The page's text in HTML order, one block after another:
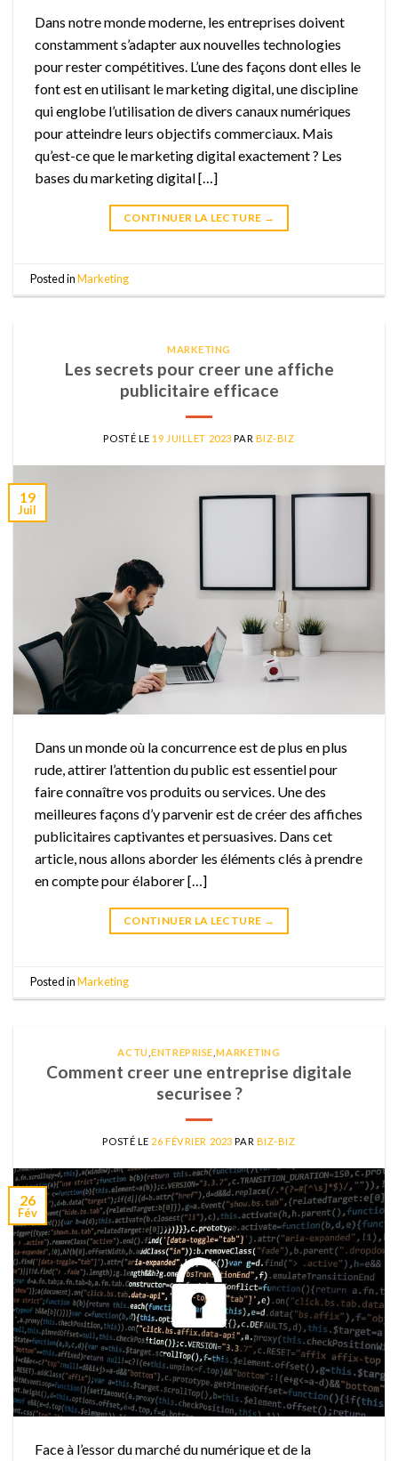
Dans notre monde moderne, les entreprises doivent
constamment s’adapter aux nouvelles technologies
pour rester compétitives. L’une des façons dont elles le
font est en utilisant le marketing digital, une discipline
qui englobe l’utilisation de divers canaux numériques
pour atteindre leurs objectifs commerciaux. Mais
qu’est-ce que le marketing digital exactement ? Les
bases du marketing digital […]
CONTINUER LA LECTURE →
Posted inMarketing
MARKETING
Les secrets pour creer une affiche
publicitaire efficace
POSTÉ LE 19 JUILLET 2023 PAR BIZ-BIZ
19
Juil
Dans un monde où la concurrence est de plus en plus
rude, attirer l’attention du public est essentiel pour
faire connaître vos produits ou services. Une des
meilleures façons d’y parvenir est de créer des affiches
publicitaires captivantes et persuasives. Dans cet
article, nous allons aborder les éléments clés à prendre
en compte pour élaborer […]
CONTINUER LA LECTURE →
Posted inMarketing
ACTU ,ENTREPRISE ,MARKETING
Comment creer une entreprise digitale
securisee ?
POSTÉ LE 26 FÉVRIER 2023 PAR BIZ-BIZ
26
Fév
Face à l’essor du marché du numérique et de la